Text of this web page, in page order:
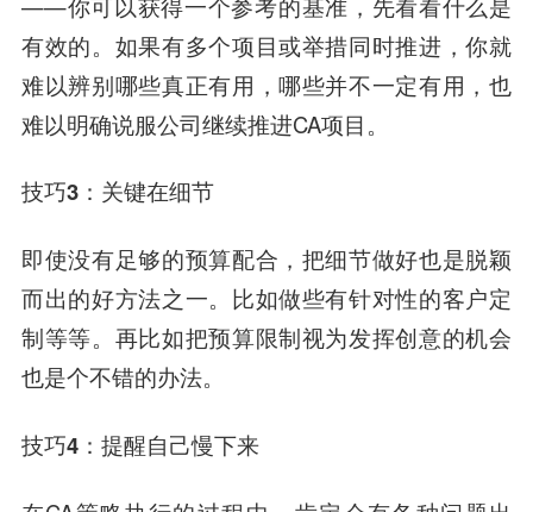
有效的。 如果有多个项目或举措同时推进，你就
难以辨别哪些真正有用，哪些并不一定有用，也
难以明确说服公司继续推进CA项目。
技巧3：关键在细节
即使没有足够的预算配合， 把细节做好也是脱颖
而出的好方法之一。 比如做些有针对性的客户定
制等等。再比如把预算限制视为发挥创意的机会
也是个不错的办法。
技巧4：提醒自己慢下来